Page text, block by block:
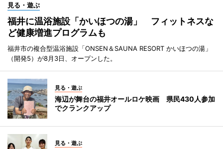
見る・遊ぶ
福井に温浴施設「かいほつの湯」 フィットネスな
ど健康増進プログラムも
福井市の複合型温浴施設「ONSEN＆SAUNA RESORT かいほつの湯」
（開発5）が8月3日、オープンした。
見る・遊ぶ
海辺が舞台の福井オールロケ映画 県民430人参加
でクランクアップ
見る・遊ぶ